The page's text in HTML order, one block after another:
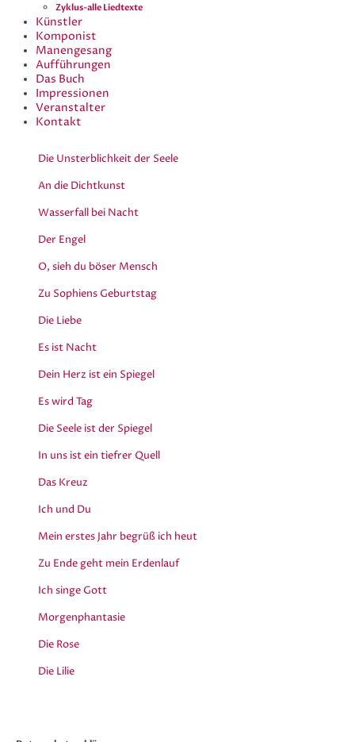
Zyklus-alle Liedtexte
Künstler
Komponist
Manengesang
Aufführungen
Das Buch
Impressionen
Veranstalter
Kontakt
Die Unsterblichkeit der Seele
An die Dichtkunst
Wasserfall bei Nacht
Der Engel
O, sieh du böser Mensch
Zu Sophiens Geburtstag
Die Liebe
Es ist Nacht
Dein Herz ist ein Spiegel
Es wird Tag
Die Seele ist der Spiegel
In uns ist ein tiefrer Quell
Das Kreuz
Ich und Du
Mein erstes Jahr begrüß ich heut
Zu Ende geht mein Erdenlauf
Ich singe Gott
Morgenphantasie
Die Rose
Die Lilie